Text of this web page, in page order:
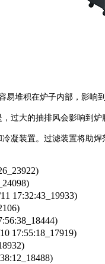
易堆积在炉子内部，影响
过大的抽排风会影响到
凝装置。过滤装置将助
17:32:43_19933)
17:55:18_17919)